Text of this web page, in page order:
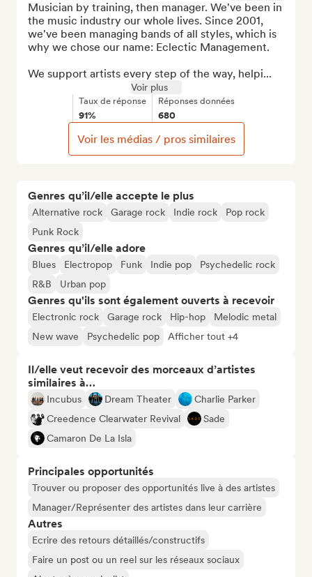
Genres qu’il/elle accepte le plus
Alternative rock Garage rock Indie rock
Pop rock
Punk Rock
Genres qu’il/elle adore
Blues Electropop Funk Indie pop
Psychedelic rock
R&B
Urban pop
Genres qu'ils sont également ouverts à recevoir
Electronic rock Garage rock Hip-hop
Melodic metal
New wave
Psychedelic pop Afficher tout +4
Il/elle veut recevoir des morceaux d’artistes
similaires à…
Incubus Dream Theater
Charlie Parker
Creedence Clearwater Revival
Sade
Camaron De La Isla
Principales opportunités
Trouver ou proposer des opportunités live à des artistes
Manager/Représenter des artistes dans leur carrière
Autres
Ecrire des retours détaillés/constructifs
Faire un post ou un reel sur les réseaux sociaux
Musician by training, then manager. We've been in
the music industry our whole lives. Since 2001,
we've been managing bands of all styles, which is
why we chose our name: Eclectic Management.
We support artists every step of the way, helpi...
Voir plus
Taux de réponse
91%
Réponses données
680
Voir les médias / pros similaires